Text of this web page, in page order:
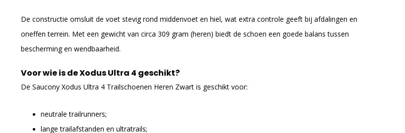
De constructie omsluit de voet stevig rond middenvoet en hiel, wat extra controle geeft bij afdalingen en
oneffen terrein. Met een gewicht van circa 309 gram (heren) biedt de schoen een goede balans tussen
bescherming en wendbaarheid.
Voor wie is de Xodus Ultra 4 geschikt?
De Saucony Xodus Ultra 4 Trailschoenen Heren Zwart is geschikt voor:
neutrale trailrunners;
lange trailafstanden en ultratrails;